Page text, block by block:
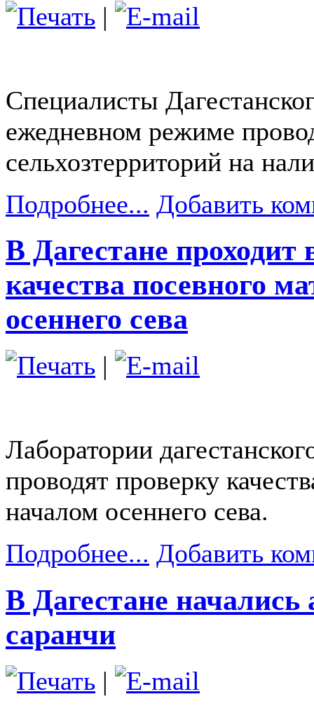
|
Специалисты
ежедневном режиме
сельхозтерриторий на
Подробнее... Добавить
В Дагестане
качества посевного
осеннего сева
|
Лаборатории
проводят проверку
началом осеннего сева.
Подробнее... Добавить
В Дагестане начались
саранчи
|